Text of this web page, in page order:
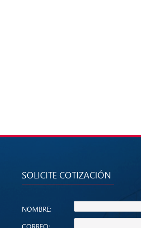
SOLICITE COTIZACIÓN
NOMBRE:
CORREO: